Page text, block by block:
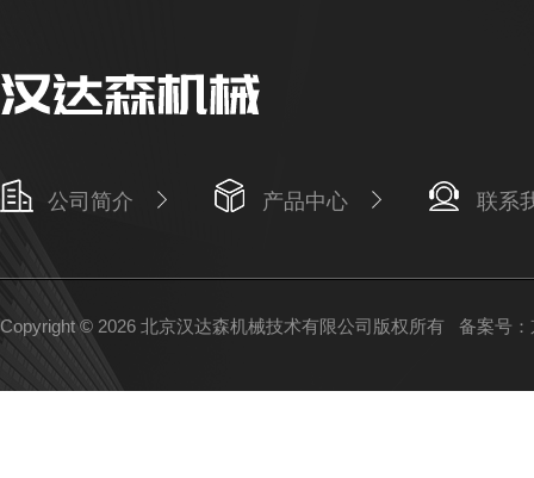
公司简介 产品中心 联系
Copyright © 2026 北京汉达森机械技术有限公司版权所有 备案号：